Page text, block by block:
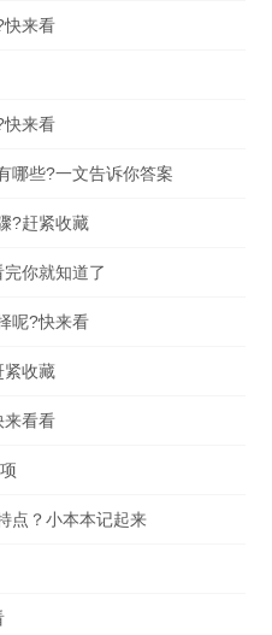
快来看
快来看
哪些?一文告诉你答案
?赶紧收藏
你就知道了
呢?快来看
紧收藏
来看看
点？小本本记起来